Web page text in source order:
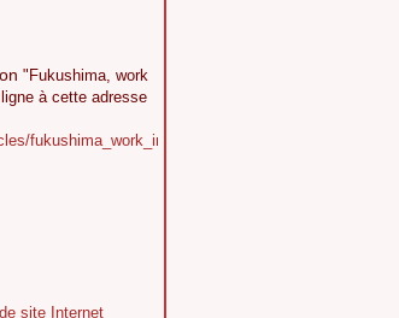
"Fukushima, work
à cette adresse
fukushima_work_in_progress